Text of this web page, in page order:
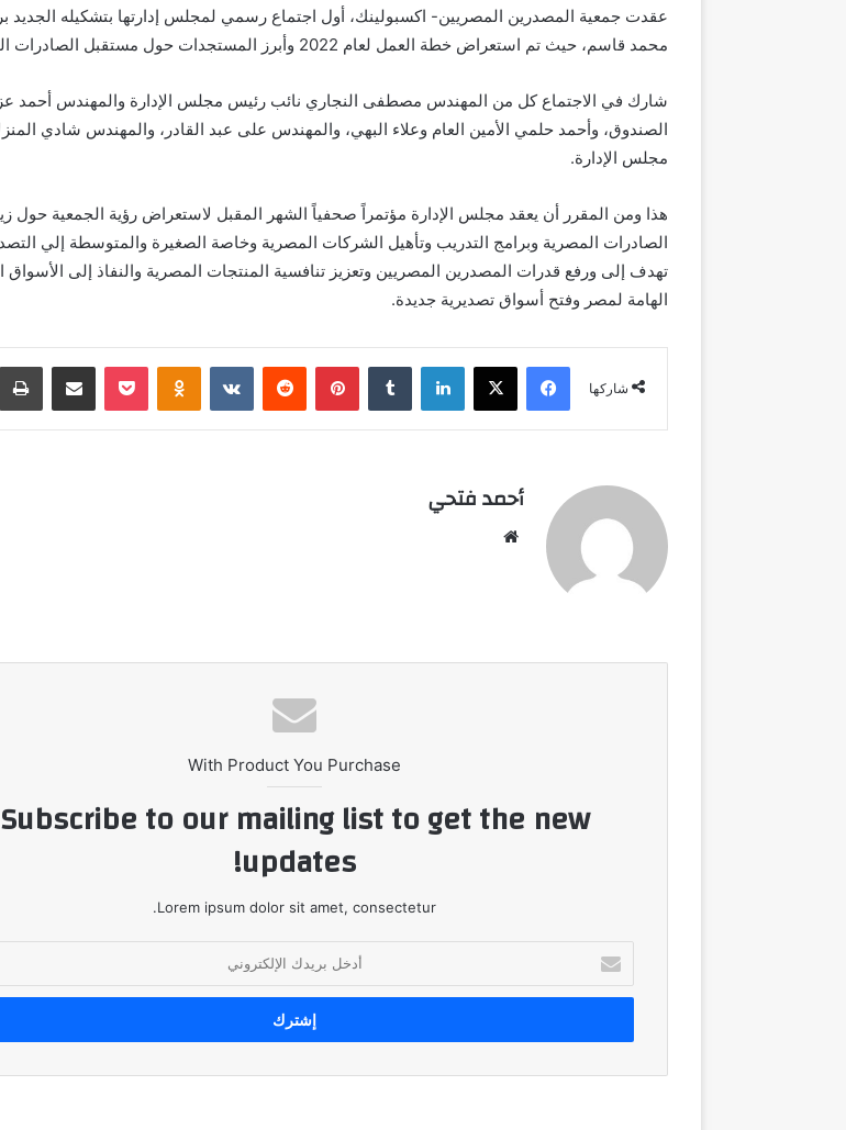
عقدت جمعية المصدرين المصريين- اكسبولينك، أول اجتماع رسمي لمجلس إدارتها بتشكيله الجديد
محمد قاسم، حيث تم استعراض خطة العمل لعام 2022 وأبرز المستجدات حول مستقبل الصادرات المصرية.
شارك في الاجتماع كل من المهندس مصطفى النجاري نائب رئيس مجلس الإدارة والمهندس أحمد عز
الصندوق، وأحمد حلمي الأمين العام وعلاء البهي، والمهندس على عبد القادر، والمهندس شادي
مجلس الإدارة.
هذا ومن المقرر أن يعقد مجلس الإدارة مؤتمراً صحفياً الشهر المقبل لاستعراض رؤية الجمعية حول
الصادرات المصرية وبرامج التدريب وتأهيل الشركات المصرية وخاصة الصغيرة والمتوسطة إلي
تهدف إلى ورفع قدرات المصدرين المصريين وتعزيز تنافسية المنتجات المصرية والنفاذ إلى الأسواق
الهامة لمصر وفتح أسواق تصديرية جديدة.
شاركها
فيسبوك ‫X لينكدإن بينتيريست Odnoklassniki
‫Pocket مشاركة عبر البريد
أحمد فتحي
With Product You Purchase
Subscribe to our mailing list to get the new
updates!
Lorem ipsum dolor sit amet, consectetur.
بريدك
الإلكتروني